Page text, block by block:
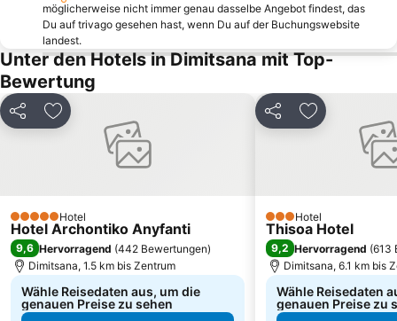
möglicherweise nicht immer genau dasselbe Angebot findest, das
Du auf trivago gesehen hast, wenn Du auf der Buchungswebsite
landest.
Unter den Hotels in Dimitsana mit Top-
Bewertung
Teilen Zu Favoriten hinzufügen
5 SterneHotel
Hotel Archontiko Anyfanti
9,6 Hervorragend (442 Bewertungen)
Dimitsana, 1.5 km bis Zentrum
Wähle Reisedaten aus, um die
genauen Preise zu sehen
Teilen Zu Favoriten
3 Sterne
Hotel
Thisoa Hotel
9,2 Hervorragend (613
Dimitsana, 6.1 km bis
Wähle Reisedaten
genauen Preise zu